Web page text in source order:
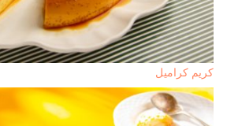
كريم كراميل